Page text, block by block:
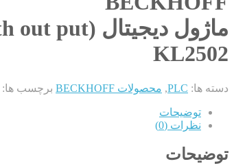
ماژول دیجیتال (puls with out put)2 کاناله PLC
KL2502
دسته ها: PLC
, محصولات BECKHOFF برچسب ها:
توضیحات
نظرات (0)
توضیحات